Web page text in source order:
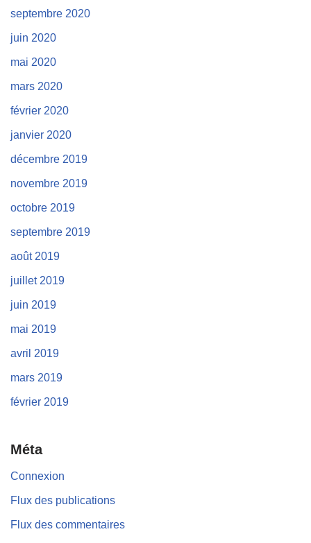
septembre 2020
juin 2020
mai 2020
mars 2020
février 2020
janvier 2020
décembre 2019
novembre 2019
octobre 2019
septembre 2019
août 2019
juillet 2019
juin 2019
mai 2019
avril 2019
mars 2019
février 2019
Méta
Connexion
Flux des publications
Flux des commentaires